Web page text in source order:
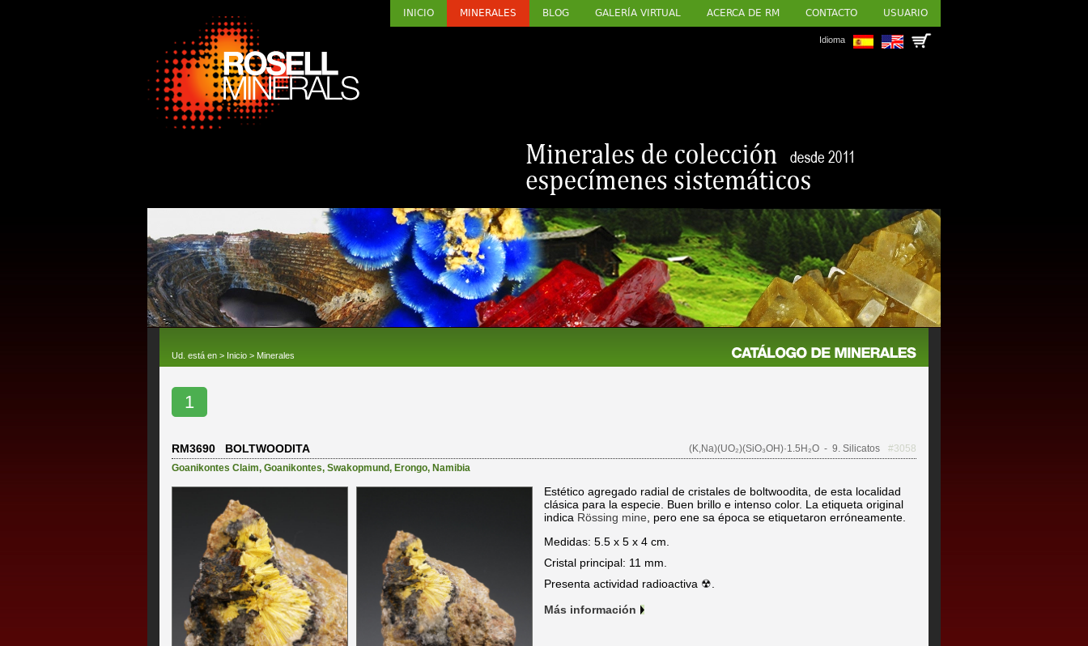
INICIO MINERALES BLOG GALERÍA VIRTUAL ACERCA DE RM CONTACTO USUARIO
Idioma
Ud. está en > Inicio > Minerales
1
RM3690 BOLTWOODITA (K,Na)(UO₂)(SiO₃OH)·1.5H₂O - 9. Silicatos
#3058
Goanikontes Claim, Goanikontes, Swakopmund, Erongo, Namibia
Estético agregado radial de cristales de boltwoodita, de esta localidad
clásica para la especie. Buen brillo e intenso color. La etiqueta original
indica Rössing mine, pero ene sa época se etiquetaron erróneamente.
Medidas: 5.5 x 5 x 4 cm.
Cristal principal: 11 mm.
Presenta actividad radioactiva ☢.
Más información